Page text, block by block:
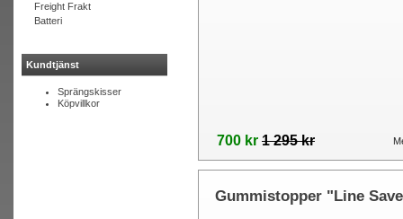
Freight Frakt
Batteri
Kundtjänst
Sprängskisser
Köpvillkor
700 kr 1 295 kr
Gummistopper "Line